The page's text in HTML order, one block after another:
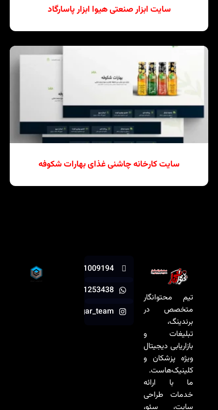
سایت ابزار صنعتی هیوا ابزار پاسارگاد
سایت کارخانه چاشنی غذای بهارات شکوفه
تیم محتوانگار
متخصص در
برندینگ،
تبلیغات و
بازاریابی دیجیتال
ویژه پزشکان و
کلینیک‌هاست.
ما با ارائه
خدمات طراحی
سایت، سئو،
07191009194
09981253438
mohtavanegar_team